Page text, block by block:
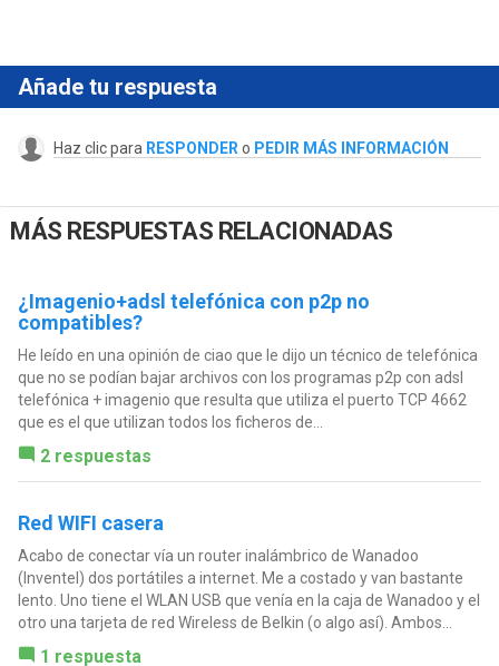
Añade tu respuesta
Haz clic para RESPONDER o PEDIR MÁS INFORMACIÓN
MÁS RESPUESTAS RELACIONADAS
¿Imagenio+adsl telefónica con p2p no
compatibles?
He leído en una opinión de ciao que le dijo un técnico de telefónica
que no se podían bajar archivos con los programas p2p con adsl
telefónica + imagenio que resulta que utiliza el puerto TCP 4662
que es el que utilizan todos los ficheros de...
2 respuestas
Red WIFI casera
Acabo de conectar vía un router inalámbrico de Wanadoo
(Inventel) dos portátiles a internet. Me a costado y van bastante
lento. Uno tiene el WLAN USB que venía en la caja de Wanadoo y el
otro una tarjeta de red Wireless de Belkin (o algo así). Ambos...
1 respuesta